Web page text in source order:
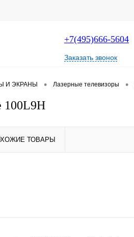
+7(495)666-5604
Заказать звонок
И ЭКРАНЫ • Лазерные телевизоры •
100L9H
ТОВАРЫ